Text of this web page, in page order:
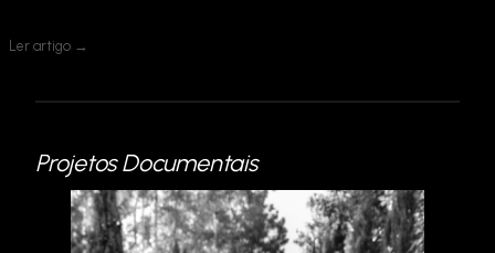
Ler artigo →
Projetos Documentais